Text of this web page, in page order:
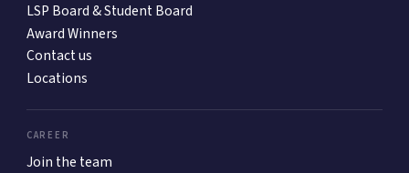
LSP Board & Student Board
Award Winners
Contact us
Locations
CAREER
Join the team